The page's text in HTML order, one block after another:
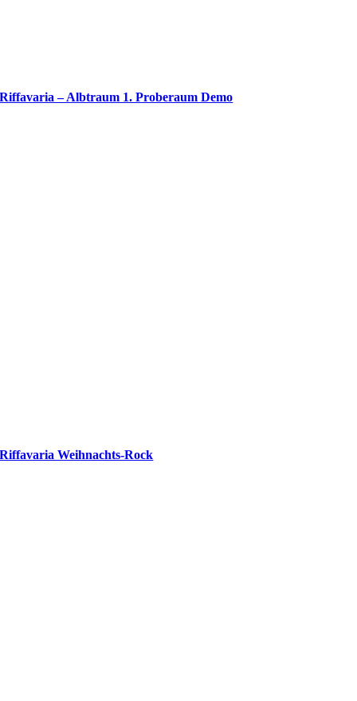
Riffavaria – Albtraum 1. Proberaum Demo
Riffavaria Weihnachts-Rock